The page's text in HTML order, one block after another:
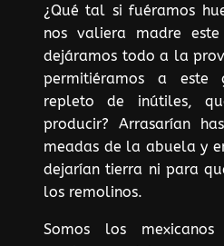
¿Qué tal si fuéramos
nos valiera madre
dejáramos todo a la
permitiéramos a este
repleto de inútiles,
producir? Arrasarían
meadas de la abuela y
dejarían tierra ni para
los remolinos.
Somos los